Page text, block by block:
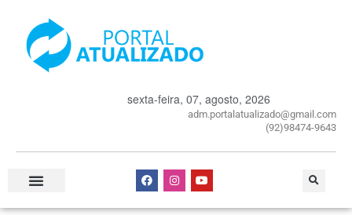
sexta-feira, 07, agosto, 2026
adm.portalatualizado@gmail.com
(92)98474-9643